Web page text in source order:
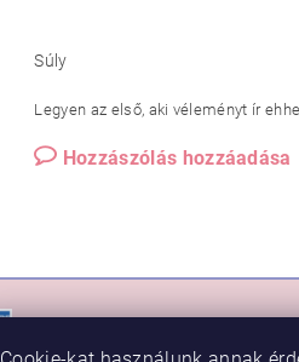
Súly
Legyen az első, aki véleményt ír
Hozzászólás hozzáadása